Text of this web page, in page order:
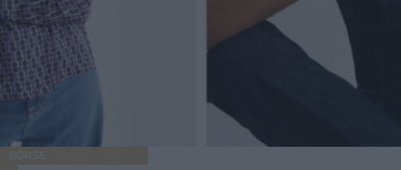
BORSE